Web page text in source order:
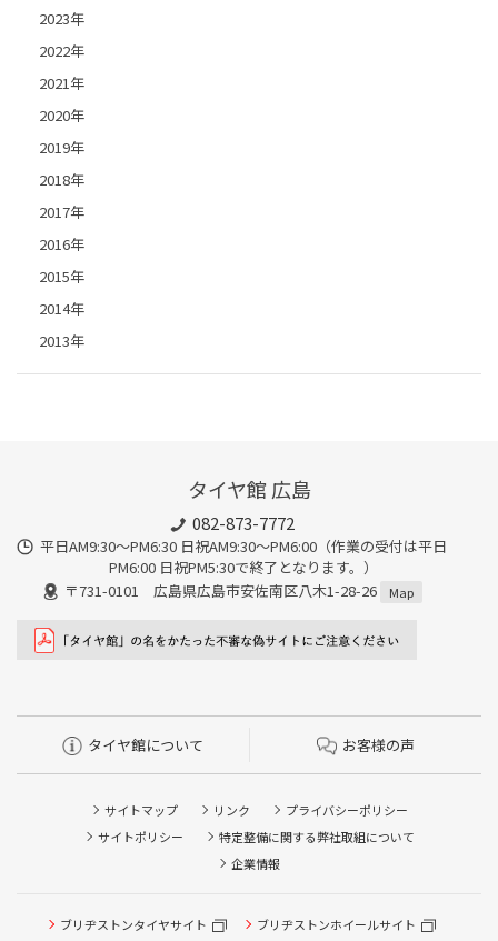
2023年
2022年
2021年
2020年
2019年
2018年
2017年
2016年
2015年
2014年
2013年
タイヤ館 広島
082-873-7772
平日AM9:30～PM6:30 日祝AM9:30〜PM6:00（作業の受付は平日
PM6:00 日祝PM5:30で終了となります。）
〒731-0101 広島県広島市安佐南区八木1-28-26
Map
タイヤ館について お客様の声
サイトマップ リンク
プライバシーポリシー
サイトポリシー
特定整備に関する弊社取組について
企業情報
ブリヂストンタイヤサイト ブリヂストンホイールサイト